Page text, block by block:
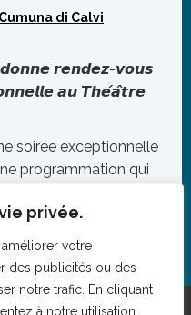
privée.
votre
des publicités ou des
notre trafic. En cliquant
à notre utilisation
di Calvi
𝙙𝙤𝙣𝙣𝙚 𝙧𝙚𝙣𝙙𝙚𝙯-𝙫𝙤𝙪𝙨
𝙖𝙪 𝙏𝙝𝙚́𝙖̂𝙩𝙧𝙚
soirée exceptionnelle
programmation qui
Vincè – La Petite